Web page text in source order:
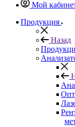
Мой
Продукция
Назад